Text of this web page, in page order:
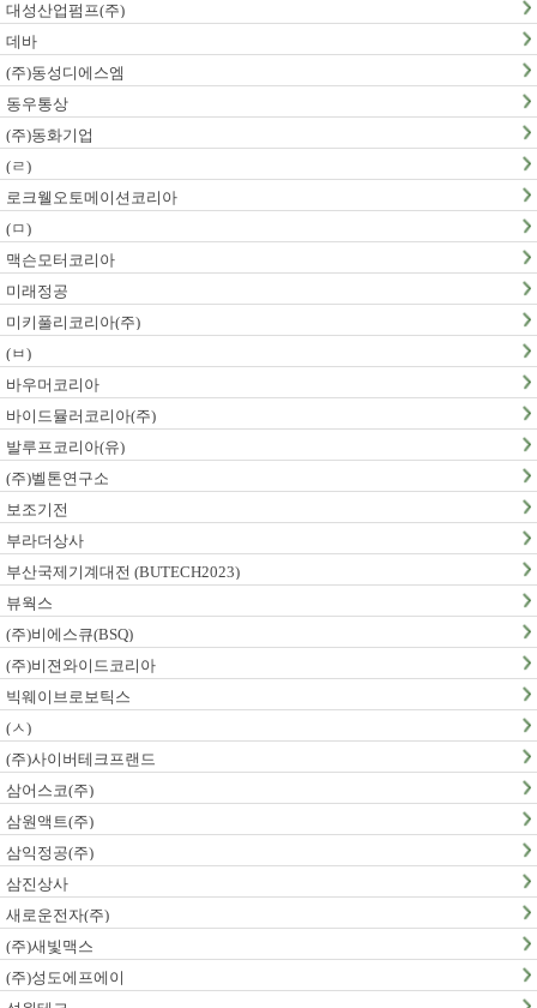
대성산업펌프(주)
데바
(주)동성디에스엠
동우통상
(주)동화기업
(ㄹ)
로크웰오토메이션코리아
(ㅁ)
맥슨모터코리아
미래정공
미키풀리코리아(주)
(ㅂ)
바우머코리아
바이드뮬러코리아(주)
발루프코리아(유)
(주)벨톤연구소
보조기전
부라더상사
부산국제기계대전 (BUTECH2023)
뷰웍스
(주)비에스큐(BSQ)
(주)비젼와이드코리아
빅웨이브로보틱스
(ㅅ)
(주)사이버테크프랜드
삼어스코(주)
삼원액트(주)
삼익정공(주)
삼진상사
새로운전자(주)
(주)새빛맥스
(주)성도에프에이